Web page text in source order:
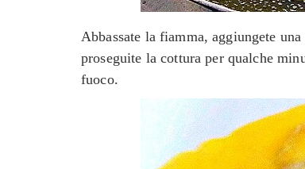
Abbassate la fiamma, aggiungete
proseguite la cottura per qualche
fuoco.